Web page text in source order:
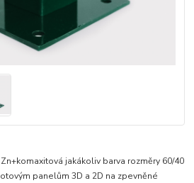
jakákoliv barva rozměry 60/40
panelům 3D a 2D na zpevněné